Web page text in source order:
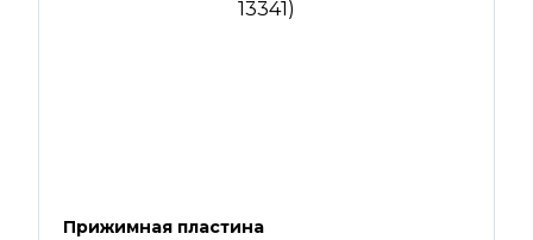
Прижимная пластина